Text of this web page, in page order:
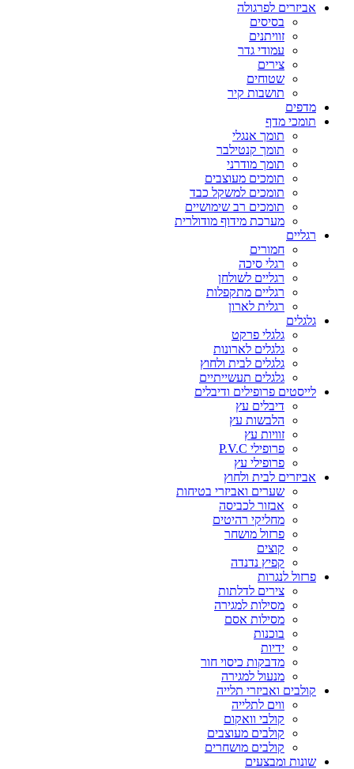
אביזרים לפרגולה
בסיסים
זוויתנים
עמודי גדר
צירים
שטוחים
תושבות קיר
מדפים
תומכי מדף
תומך אנגלי
תומך קנטילבר
תומך מודרני
תומכים מעוצבים
תומכים למשקל כבד
תומכים רב שימושיים
מערכת מידוף מודולרית
רגליים
חמורים
רגלי סיכה
רגליים לשולחן
רגליים מתקפלות
רגלית לארון
גלגלים
גלגלי פרקט
גלגלים לארונות
גלגלים לבית ולחוץ
גלגלים תעשייתיים
לייסטים פרופילים ודיבלים
דיבלים עץ
הלבשות עץ
זוויות עץ
פרופילי P.V.C
פרופילי עץ
אביזרים לבית ולחוץ
שערים ואביזרי בטיחות
אבזור לכביסה
מחליקי רהיטים
פרזול מושחר
קוצים
קפיץ נדנדה
פרזול לנגרות
צירים לדלתות
מסילות למגירה
מסילות אסם
בוכנות
ידיות
מדבקות כיסוי חור
מנעול למגירה
קולבים ואביזרי תלייה
ווים לתלייה
קולבי וואקום
קולבים מעוצבים
קולבים מושחרים
שונות ומבצעים